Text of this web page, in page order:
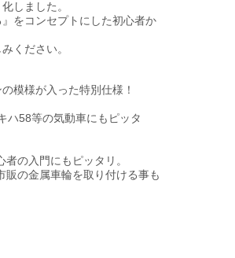
しました。
をコンセプトにした初心者か
ください。
模様が入った特別仕様！
ハ58等の気動車にもピッタ
の入門にもピッタリ。
販の金属車輪を取り付ける事も